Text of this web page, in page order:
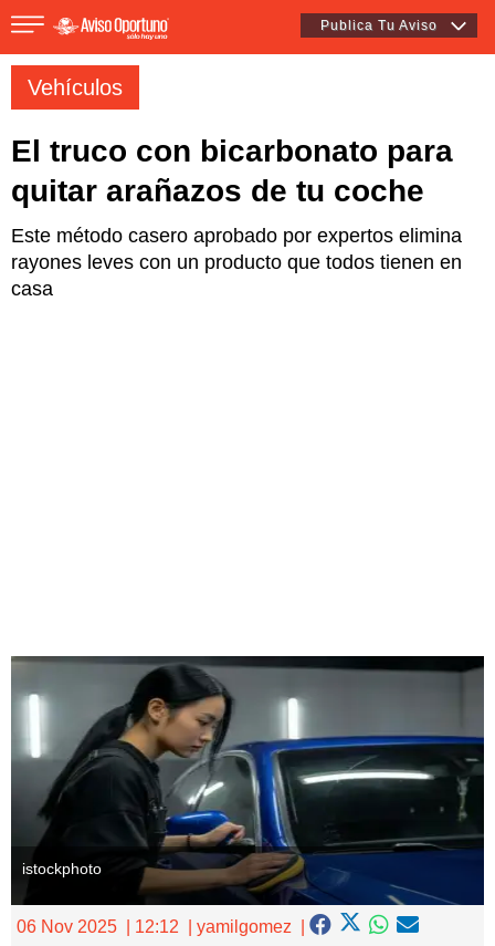
Inmuebles
Vehículos
Publica Tu Aviso
Vehículos
El truco con bicarbonato para
quitar arañazos de tu coche
Este método casero aprobado por expertos elimina
rayones leves con un producto que todos tienen en
casa
istockphoto
06 Nov 2025 12:12 yamilgomez